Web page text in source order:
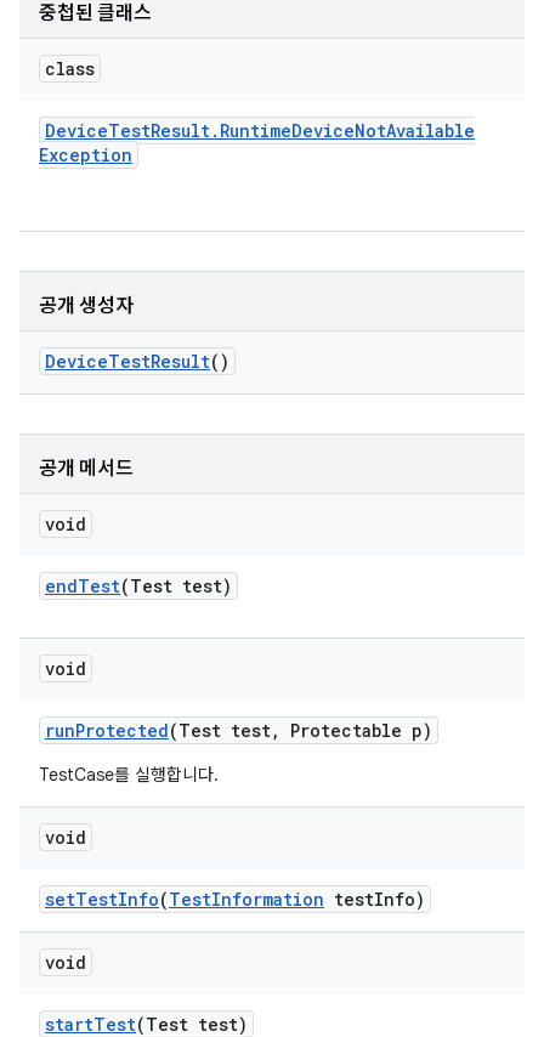
중첩된 클래스
class
DeviceTestResult. RuntimeDeviceNotAvailable
Exception
공개 생성자
DeviceTestResult()
공개 메서드
void
endTest(Test test)
void
runProtected(Test test, Protectable p)
TestCase를 실행합니다.
void
setTestInfo(TestInformation testInfo)
void
startTest(Test test)